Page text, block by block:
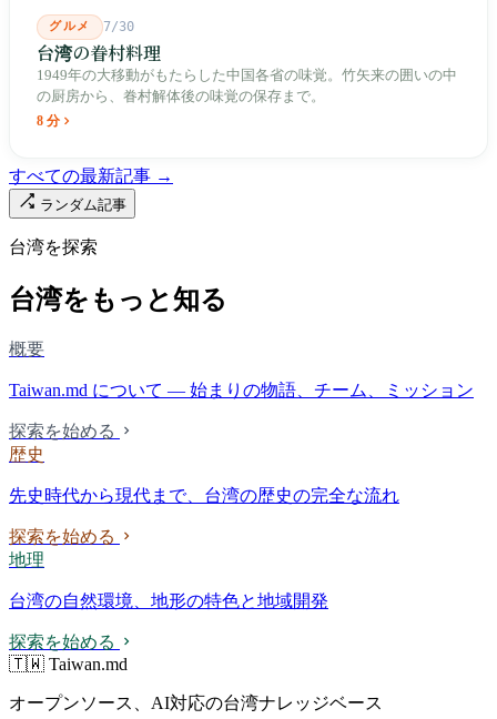
グルメ 7/30
台湾の眷村料理
1949年の大移動がもたらした中国各省の味覚。竹矢来の囲いの中
の厨房から、眷村解体後の味覚の保存まで。
8 分
すべての最新記事 →
ランダム記事
台湾を探索
台湾をもっと知る
概要
Taiwan.md について — 始まりの物語、チーム、ミッション
探索を始める
歴史
先史時代から現代まで、台湾の歴史の完全な流れ
探索を始める
地理
台湾の自然環境、地形の特色と地域開発
探索を始める
🇹🇼 Taiwan.md
オープンソース、AI対応の台湾ナレッジベース